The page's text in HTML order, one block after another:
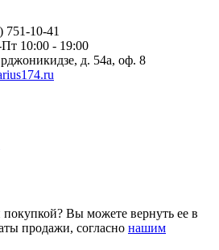
751-10-41
10:00 - 19:00
д. 54а, оф. 8
Вы можете вернуть ее в
продажи, согласно нашим